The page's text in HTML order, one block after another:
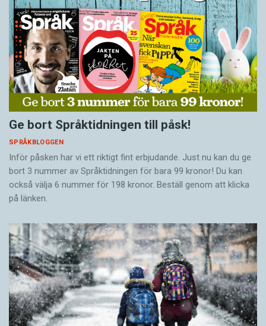
Ge bort Språktidningen till påsk!
SPRÅKBLOGGEN
Inför påsken har vi ett riktigt fint erbjudande. Just nu kan du ge
bort 3 nummer av Språktidningen för bara 99 kronor! Du kan
också välja 6 nummer för 198 kronor. Beställ genom att klicka
på länken.